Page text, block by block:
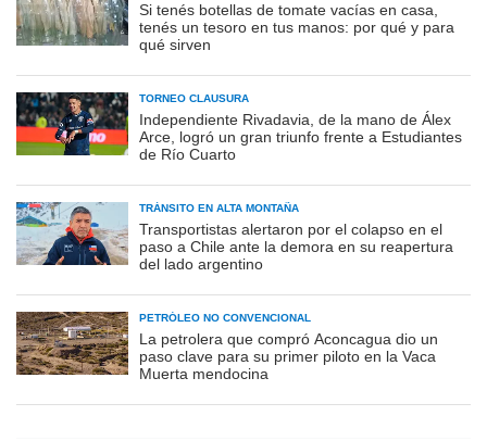
Si tenés botellas de tomate vacías en casa,
tenés un tesoro en tus manos: por qué y para
qué sirven
TORNEO CLAUSURA
Independiente Rivadavia, de la mano de Álex
Arce, logró un gran triunfo frente a Estudiantes
de Río Cuarto
TRÁNSITO EN ALTA MONTAÑA
Transportistas alertaron por el colapso en el
paso a Chile ante la demora en su reapertura
del lado argentino
PETRÓLEO NO CONVENCIONAL
La petrolera que compró Aconcagua dio un
paso clave para su primer piloto en la Vaca
Muerta mendocina